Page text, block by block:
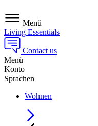
Menü
Living Essentials
Contact us
Menü
Konto
Sprachen
Wohnen